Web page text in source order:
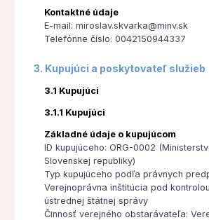
Kontaktné údaje
E-mail: miroslav.skvarka@minv.sk
Telefónne číslo: 0042150944337
3. Kupujúci a poskytovateľ služieb
3.1 Kupujúci
3.1.1 Kupujúci
Základné údaje o kupujúcom
ID kupujúceho: ORG-0002
Slovenskej republiky)
Typ kupujúceho podľa právnych
Verejnoprávna inštitúcia pod
ústrednej štátnej správy
Činnosť verejného obstarávateľa: